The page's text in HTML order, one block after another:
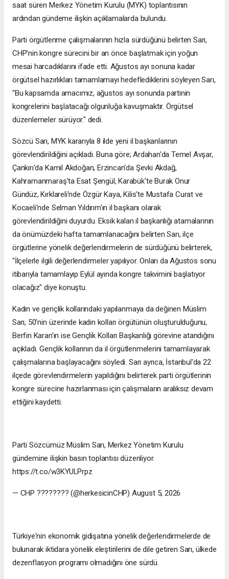
saat süren Merkez Yönetim Kurulu (MYK) toplantısının
ardından gündeme ilişkin açıklamalarda bulundu.
Parti örgütlenme çalışmalarının hızla sürdüğünü belirten Sarı,
CHP'nin kongre sürecini bir an önce başlatmak için yoğun
mesai harcadıklarını ifade etti. Ağustos ayı sonuna kadar
örgütsel hazırlıkları tamamlamayı hedeflediklerini söyleyen Sarı,
"Bu kapsamda amacımız, ağustos ayı sonunda partinin
kongrelerini başlatacağı olgunluğa kavuşmaktır. Örgütsel
düzenlemeler sürüyor." dedi.
Sözcü Sarı, MYK kararıyla 8 ilde yeni il başkanlarının
görevlendirildiğini açıkladı. Buna göre; Ardahan'da Temel Avşar,
Çankırı'da Kamil Akdoğan, Erzincan'da Şevki Akdağ,
Kahramanmaraş'ta Esat Şengül, Karabük'te Burak Onur
Gündüz, Kırklareli'nde Özgür Kaya, Kilis'te Mustafa Curat ve
Kocaeli'nde Selman Yıldırım'ın il başkanı olarak
görevlendirildiğini duyurdu. Eksik kalan il başkanlığı atamalarının
da önümüzdeki hafta tamamlanacağını belirten Sarı, ilçe
örgütlerine yönelik değerlendirmelerin de sürdüğünü belirterek,
"İlçelerle ilgili değerlendirmeler yapılıyor. Onları da Ağustos sonu
itibarıyla tamamlayıp Eylül ayında kongre takvimini başlatıyor
olacağız" diye konuştu.
Kadın ve gençlik kollarındaki yapılanmaya da değinen Müslim
Sarı, 50'nin üzerinde kadın kolları örgütünün oluşturulduğunu,
Berfin Karan'ın ise Gençlik Kolları Başkanlığı görevine atandığını
açıkladı. Gençlik kollarının da il örgütlenmelerini tamamlayarak
çalışmalarına başlayacağını söyledi. Sarı ayrıca, İstanbul'da 22
ilçede görevlendirmelerin yapıldığını belirterek parti örgütlerinin
kongre sürecine hazırlanması için çalışmaların aralıksız devam
ettiğini kaydetti.
Parti Sözcümüz Müslim Sarı, Merkez Yönetim Kurulu
gündemine ilişkin basın toplantısı düzenliyor.
https://t.co/w3KYULPrpz
— CHP ???????? (@herkesicinCHP) August 5, 2026
Türkiye'nin ekonomik gidişatına yönelik değerlendirmelerde de
bulunarak iktidara yönelik eleştirilerini de dile getiren Sarı, ülkede
dezenflasyon programı olmadığını öne sürdü.